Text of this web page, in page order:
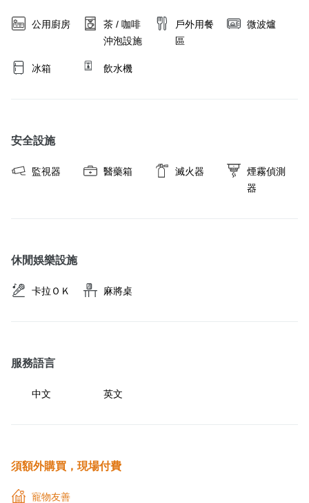
公用廚房
茶 / 咖啡
沖泡設施
戶外用餐
區
微波爐
冰箱 飲水機
安全設施
監視器 醫藥箱 滅火器
煙霧偵測
器
休閒娛樂設施
卡拉ＯＫ 麻將桌
服務語言
中文 英文
須額外購買，現場付費
寵物友善